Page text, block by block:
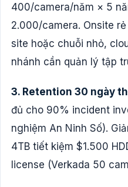
400/camera/năm × 5
2.000/camera. Onsite
site hoặc chuỗi nhỏ,
nhánh cần quản lý tập
3. Retention 30 ngày
đủ cho 90% incident
nghiệm An Ninh Số).
4TB tiết kiệm $1.500
license (Verkada 50